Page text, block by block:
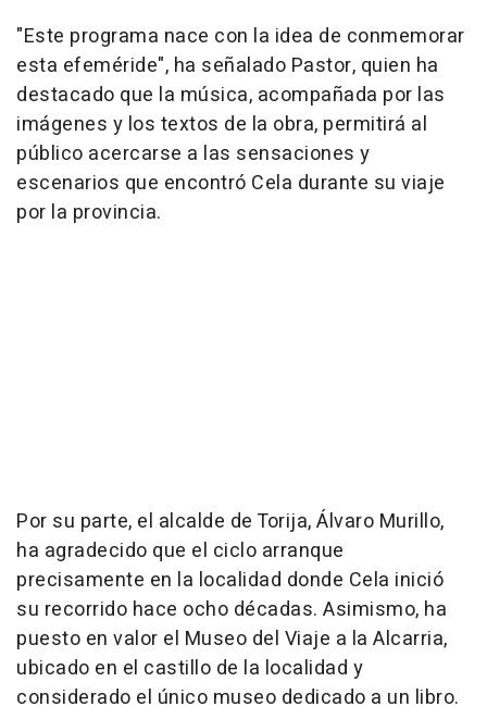
"Este programa nace con la idea de conmemorar
esta efeméride", ha señalado Pastor, quien ha
destacado que la música, acompañada por las
imágenes y los textos de la obra, permitirá al
público acercarse a las sensaciones y
escenarios que encontró Cela durante su viaje
por la provincia.
Por su parte, el alcalde de Torija, Álvaro Murillo,
ha agradecido que el ciclo arranque
precisamente en la localidad donde Cela inició
su recorrido hace ocho décadas. Asimismo, ha
puesto en valor el Museo del Viaje a la Alcarria,
ubicado en el castillo de la localidad y
considerado el único museo dedicado a un libro.